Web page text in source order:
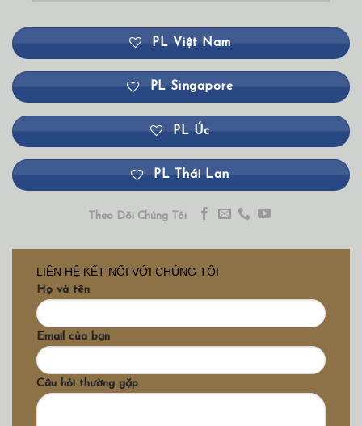
PL Việt Nam
PL Singapore
PL Úc
PL Thái Lan
Theo Dõi Chúng Tôi
LIÊN HỆ KẾT NỐI VỚI CHÚNG TÔI
Họ và tên
Email của bạn
Câu hỏi thường gặp